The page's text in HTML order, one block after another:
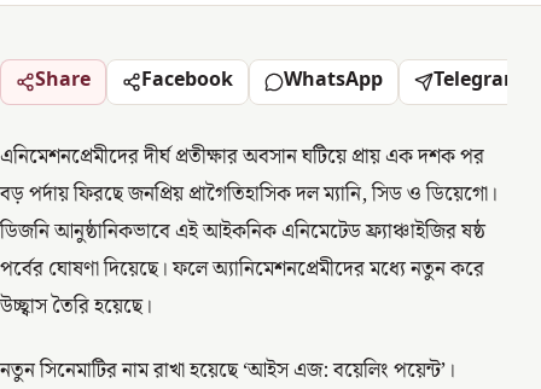
Share Facebook WhatsApp Telegram
এনিমেশনপ্রেমীদের দীর্ঘ প্রতীক্ষার অবসান ঘটিয়ে প্রায় এক দশক পর
বড় পর্দায় ফিরছে জনপ্রিয় প্রাগৈতিহাসিক দল ম্যানি, সিড ও ডিয়েগো।
ডিজনি আনুষ্ঠানিকভাবে এই আইকনিক এনিমেটেড ফ্র্যাঞ্চাইজির ষষ্ঠ
পর্বের ঘোষণা দিয়েছে। ফলে অ্যানিমেশনপ্রেমীদের মধ্যে নতুন করে
উচ্ছ্বাস তৈরি হয়েছে।
নতুন সিনেমাটির নাম রাখা হয়েছে ‘আইস এজ: বয়েলিং পয়েন্ট’।